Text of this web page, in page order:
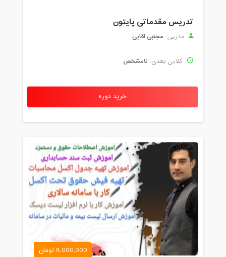
تدریس مقدماتی پایتون
مدرس: مجتبی اقایی
کلاس بعدی: نامشخص
خرید دوره
8,000,000 تومان